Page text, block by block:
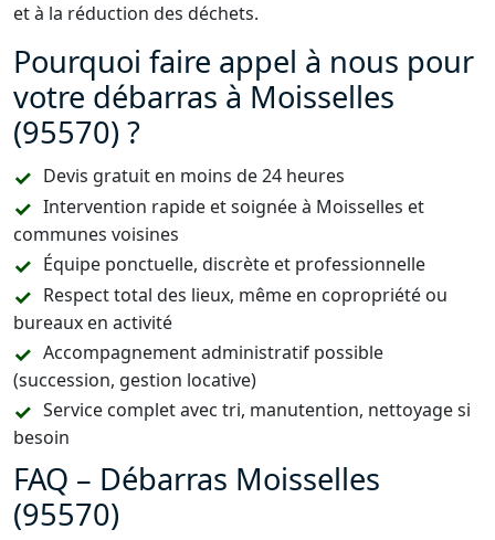
et à la réduction des déchets.
Pourquoi faire appel à nous pour
votre débarras à Moisselles
(95570) ?
Devis gratuit en moins de 24 heures
Intervention rapide et soignée à Moisselles et
communes voisines
Équipe ponctuelle, discrète et professionnelle
Respect total des lieux, même en copropriété ou
bureaux en activité
Accompagnement administratif possible
(succession, gestion locative)
Service complet avec tri, manutention, nettoyage si
besoin
FAQ – Débarras Moisselles
(95570)